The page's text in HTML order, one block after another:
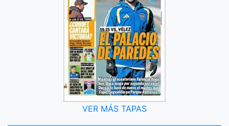
VER MÁS TAPAS